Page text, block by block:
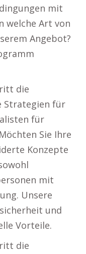
mit
welche Art von
Angebot?
die
Strategien für
für
Sie Ihre
Konzepte
mit
Unsere
und
Vorteile.
die